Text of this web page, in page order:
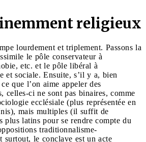
religieux
lourdement et triplement. Passons la
le pôle conservateur à
etc. et le pôle libéral à
et sociale. Ensuite, s’il y a, bien
que l’on aime appeler des
celles-ci ne sont pas binaires, comme
ecclésiale (plus représentée en
mais multiples (il suffit de
plus latins pour se rendre compte du
traditionnalisme-
surtout, le conclave est un acte